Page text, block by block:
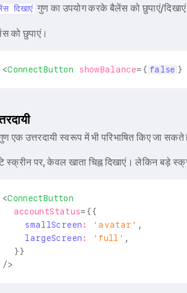
दिखाएं गुण का उपयोग करके बैलेंस को छुपाएं/
को छुपाएं।
<ConnectButton showBalance= { false }
एक उत्तरदायी स्वरूप में भी परिभाषित किए जा सकते
स्क्रीन पर, केवल खाता चिह्न दिखाएं। लेकिन बड़े
<ConnectButton
accountStatus= { {
    smallScreen
: 'avatar' ,
    largeScreen
: 'full' ,
}}
/>